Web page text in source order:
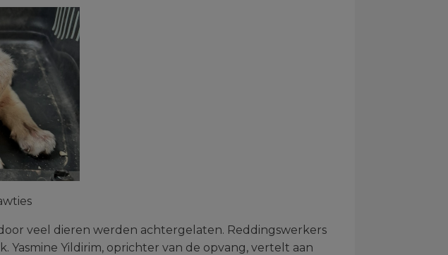
veel dieren werden achtergelaten. Reddingswerkers
Yildirim, oprichter van de opvang, vertelt aan